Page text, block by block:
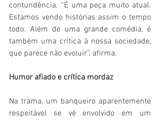
contundência. “É uma peça muito atual.
Estamos vendo histórias assim o tempo
todo. Além de uma grande comédia, é
também uma crítica à nossa sociedade,
que parece não evoluir”, afirma.
Humor afiado e crítica mordaz
Na trama, um banqueiro aparentemente
respeitável se vê envolvido em um